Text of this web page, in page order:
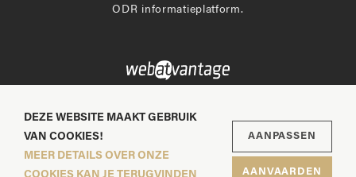
ODR informatieplatform.
DEZE WEBSITE MAAKT GEBRUIK
VAN COOKIES!
MEER DETAILS OVER ONZE
AANPASSEN
AANVAARDEN